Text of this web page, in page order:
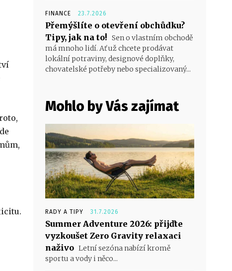
FINANCE 23.7.2026
Přemýšlíte o otevření obchůdku?
Tipy, jak na to! Sen o vlastním obchodě
má mnoho lidí. Ať už chcete prodávat
lokální potraviny, designové doplňky,
chovatelské potřeby nebo specializovaný...
Mohlo by Vás zajímat
RADY A TIPY 31.7.2026
Summer Adventure 2026: přijďte
vyzkoušet Zero Gravity relaxaci
naživo Letní sezóna nabízí kromě
sportu a vody i něco...